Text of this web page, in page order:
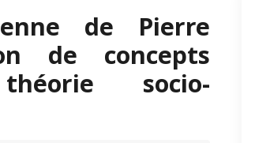
de Pierre
de concepts
socio-